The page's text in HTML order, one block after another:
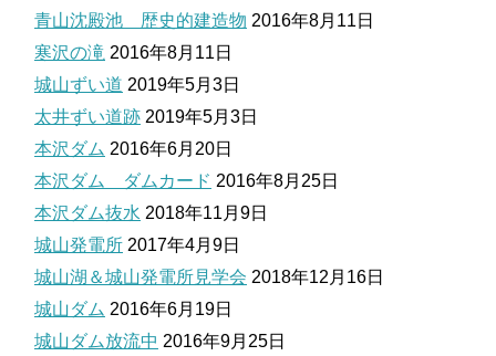
青山沈殿池 歴史的建造物 2016年8月11日
寒沢の滝 2016年8月11日
城山ずい道 2019年5月3日
太井ずい道跡 2019年5月3日
本沢ダム 2016年6月20日
本沢ダム ダムカード 2016年8月25日
本沢ダム抜水 2018年11月9日
城山発電所 2017年4月9日
城山湖＆城山発電所見学会 2018年12月16日
城山ダム 2016年6月19日
城山ダム放流中 2016年9月25日